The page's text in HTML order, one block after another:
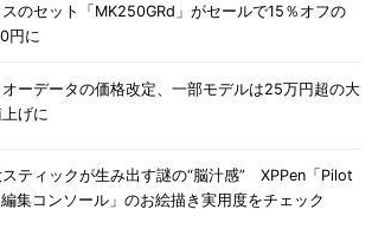
スのセット「MK250GRd」がセールで15％オフの
円に
オーデータの価格改定、一部モデルは25万円超の大
げに
スティックが生み出す謎の“脳汁感” XPPen「Pilot
集コンソール」のお絵描き実用度をチェック